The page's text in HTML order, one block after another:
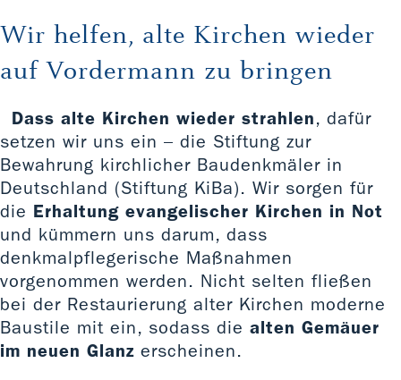
Wir helfen, alte Kirchen wieder
auf Vordermann zu bringen
Dass alte Kirchen wieder strahlen, dafür
setzen wir uns ein – die Stiftung zur
Bewahrung kirchlicher Baudenkmäler in
Deutschland (Stiftung KiBa). Wir sorgen für
die Erhaltung evangelischer Kirchen in Not
und kümmern uns darum, dass
denkmalpflegerische Maßnahmen
vorgenommen werden. Nicht selten fließen
bei der Restaurierung alter Kirchen moderne
Baustile mit ein, sodass die alten Gemäuer
im neuen Glanz erscheinen.